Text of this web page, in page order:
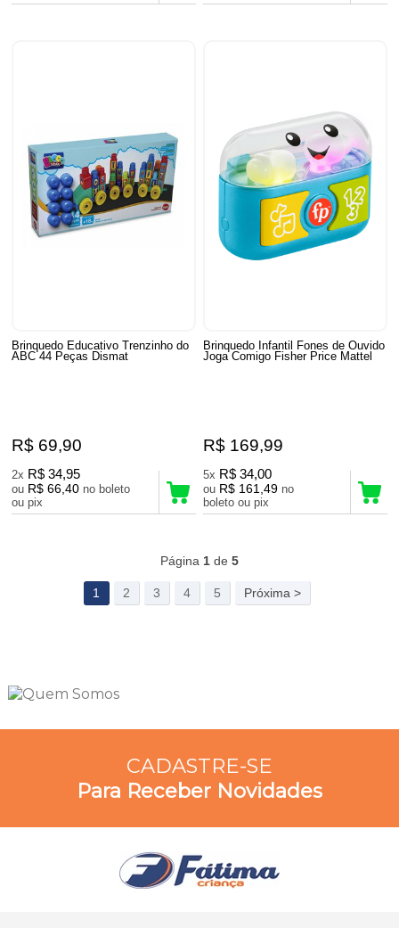
Brinquedo Educativo Trenzinho do
ABC 44 Peças Dismat
R$ 69,90
2x R$ 34,95
ou R$ 66,40 no boleto
ou pix
Brinquedo Infantil Fones de Ouvido
Joga Comigo Fisher Price Mattel
R$ 169,99
5x R$ 34,00
ou R$ 161,49 no
boleto ou pix
Página 1de 5
1 2 3 4 5 Próxima >
CADASTRE-SE
Para Receber Novidades